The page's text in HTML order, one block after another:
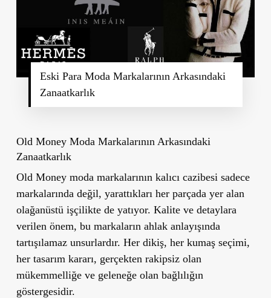
Eski Para Moda Markalarının Arkasındaki
Zanaatkarlık
Old Money Moda Markalarının Arkasındaki
Zanaatkarlık
Old Money moda markalarının kalıcı cazibesi sadece
markalarında değil, yarattıkları her parçada yer alan
olağanüstü işçilikte de yatıyor. Kalite ve detaylara
verilen önem, bu markaların ahlak anlayışında
tartışılamaz unsurlardır. Her dikiş, her kumaş seçimi,
her tasarım kararı, gerçekten rakipsiz olan
mükemmelliğe ve geleneğe olan bağlılığın
göstergesidir.